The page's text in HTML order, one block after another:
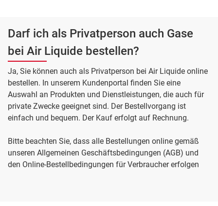
Darf ich als Privatperson auch Gase
bei Air Liquide bestellen?
Ja, Sie können auch als Privatperson bei Air Liquide online
bestellen. In unserem Kundenportal finden Sie eine
Auswahl an Produkten und Dienstleistungen, die auch für
private Zwecke geeignet sind. Der Bestellvorgang ist
einfach und bequem. Der Kauf erfolgt auf Rechnung.
Bitte beachten Sie, dass alle Bestellungen online gemäß
unseren Allgemeinen Geschäftsbedingungen (AGB) und
den Online-Bestellbedingungen für Verbraucher erfolgen